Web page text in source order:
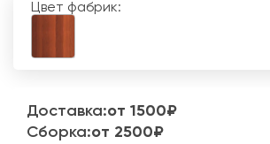
Цвет фабрик:
Доставка:от 1500₽
Сборка:от 2500₽